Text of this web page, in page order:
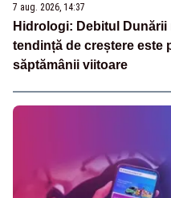
7 aug. 2026, 14:37
Hidrologi: Debitul Dunării
tendință de creștere este
săptămânii viitoare